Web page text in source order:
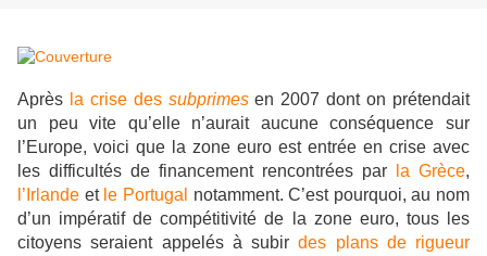
Après la crise des subprimesen 2007 dont on prétendait
un peu vite qu’elle n’aurait aucune conséquence sur
l’Europe, voici que la zone euro est entrée en crise avec
les difficultés de financement rencontrées par
la Grèce,
l’Irlande et le Portugal
notamment. C’est pourquoi, au nom
d’un impératif de compétitivité de la zone euro, tous les
citoyens seraient appelés à subirdes plans de rigueur